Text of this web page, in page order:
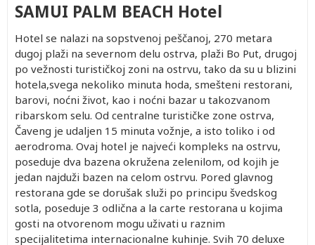
SAMUI PALM BEACH Hotel
Hotel se nalazi na sopstvenoj peščanoj, 270 metara
dugoj plaži na severnom delu ostrva, plaži Bo Put, drugoj
po vežnosti turističkoj zoni na ostrvu, tako da su u blizini
hotela,svega nekoliko minuta hoda, smešteni restorani,
barovi, noćni život, kao i noćni bazar u takozvanom
ribarskom selu. Od centralne turističke zone ostrva,
Čaveng je udaljen 15 minuta vožnje, a isto toliko i od
aerodroma. Ovaj hotel je najveći kompleks na ostrvu,
poseduje dva bazena okružena zelenilom, od kojih je
jedan najduži bazen na celom ostrvu. Pored glavnog
restorana gde se dorušak služi po principu švedskog
sotla, poseduje 3 odlična a la carte restorana u kojima
gosti na otvorenom mogu uživati u raznim
specijalitetima internacionalne kuhinje. Svih 70 deluxe